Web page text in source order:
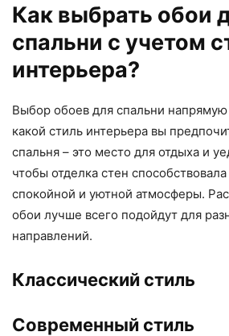
Как выбрать обои
спальни с учетом
интерьера?
Выбор обоев для спальни напрямую
какой стиль интерьера вы
спальня – это место для отдыха и
чтобы отделка стен
спокойной и уютной атмосферы.
обои лучше всего подойдут для
направлений.
Классический стиль
Современный стиль